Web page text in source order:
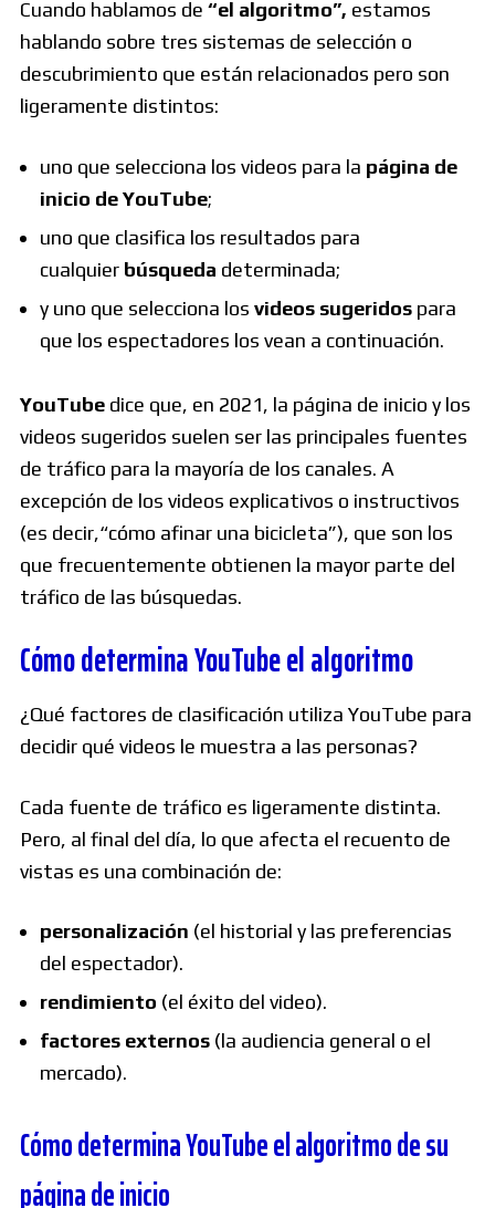
Cuando hablamos de “el algoritmo”, estamos
hablando sobre tres sistemas de selección o
descubrimiento que están relacionados pero son
ligeramente distintos:
uno que selecciona los videos para la página de
inicio de YouTube;
uno que clasifica los resultados para
cualquier búsqueda determinada;
y uno que selecciona los videos sugeridos para
que los espectadores los vean a continuación.
YouTube dice que, en 2021, la página de inicio y los
videos sugeridos suelen ser las principales fuentes
de tráfico para la mayoría de los canales. A
excepción de los videos explicativos o instructivos
(es decir,“cómo afinar una bicicleta”), que son los
que frecuentemente obtienen la mayor parte del
tráfico de las búsquedas.
Cómo determina YouTube el algoritmo
¿Qué factores de clasificación utiliza YouTube para
decidir qué videos le muestra a las personas?
Cada fuente de tráfico es ligeramente distinta.
Pero, al final del día, lo que afecta el recuento de
vistas es una combinación de:
personalización (el historial y las preferencias
del espectador).
rendimiento (el éxito del video).
factores externos (la audiencia general o el
mercado).
Cómo determina YouTube el algoritmo de su
página de inicio